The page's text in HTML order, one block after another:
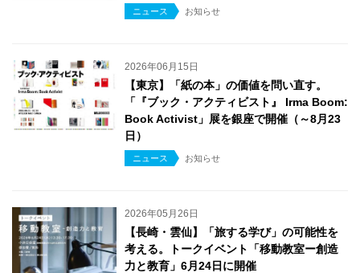
ニュース お知らせ
2026年06月15日
【東京】「紙の本」の価値を問い直す。
「『ブック・アクティビスト』 Irma Boom:
Book Activist」展を銀座で開催（～8月23
日）
ニュース お知らせ
2026年05月26日
【長崎・雲仙】「旅する学び」の可能性を
考える。トークイベント「移動教室ー創造
力と教育」6月24日に開催